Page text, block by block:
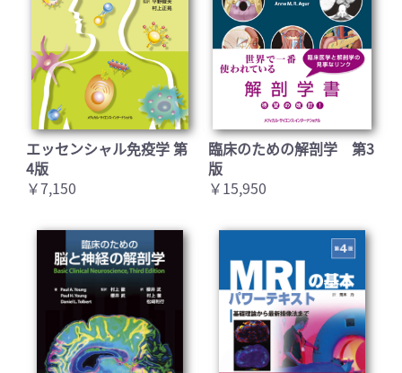
エッセンシャル免疫学 第
4版
￥7,150
臨床のための解剖学 第3
版
￥15,950